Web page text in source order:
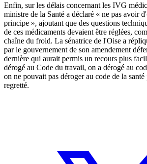
Enfin, sur les délais concernant les IVG
ministre de la Santé a déclaré « ne pas avoir
principe », ajoutant que des questions
de ces médicaments devaient être réglées,
chaîne du froid. La sénatrice de l'Oise a
par le gouvernement de son amendement
dernière qui aurait permis un recours plus
dérogé au Code du travail, on a dérogé au
on ne pouvait pas déroger au code de la
regretté.